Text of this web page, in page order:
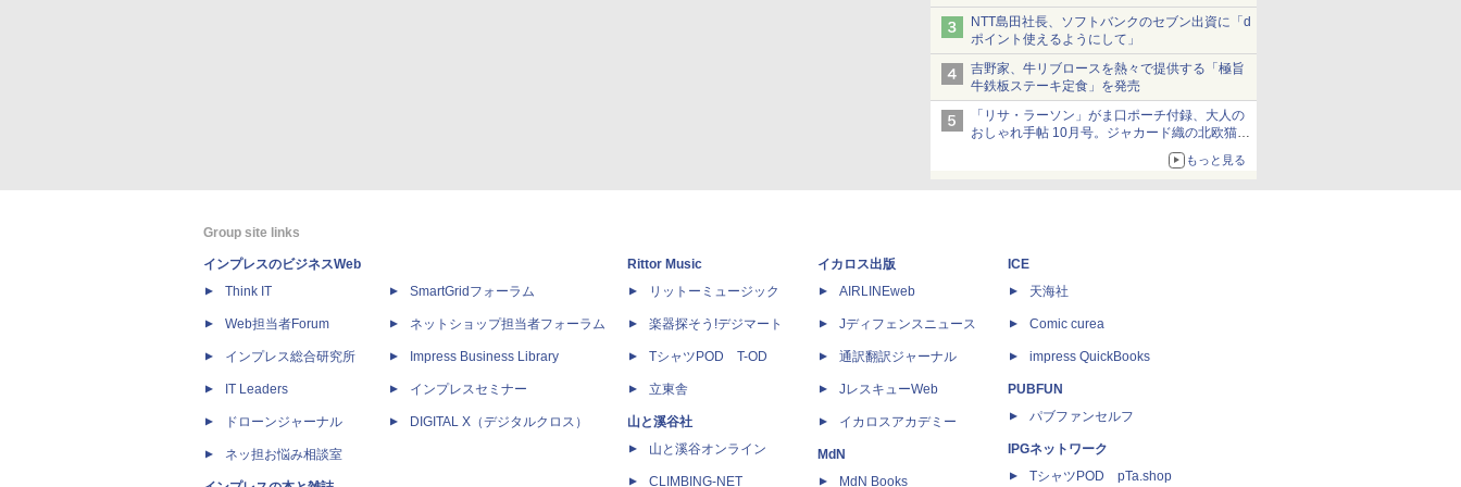
NTT島田社長、ソフトバンクのセブン出資に「d
ポイント使えるようにして」
吉野家、牛リブロースを熱々で提供する「極旨
牛鉄板ステーキ定食」を発売
「リサ・ラーソン」がま口ポーチ付録、大人の
おしゃれ手帖 10月号。ジャカード織の北欧猫デ
もっと見る
Group site links
インプレスのビジネスWeb
Think IT
Web担当者Forum
インプレス総合研究所
IT Leaders
ドローンジャーナル
ネッ担お悩み相談室
SmartGridフォーラム
ネットショップ担当者フォーラム
Impress Business Library
インプレスセミナー
DIGITAL X（デジタルクロス）
Rittor Music
リットーミュージック
楽器探そう!デジマート
TシャツPOD T-OD
立東舎
山と溪谷社
山と溪谷オンライン
CLIMBING-NET
イカロス出版
AIRLINEweb
Jディフェンスニュース
通訳翻訳ジャーナル
JレスキューWeb
イカロスアカデミー
MdN
MdN Books
ICE
天海社
Comic curea
impress QuickBooks
PUBFUN
パブファンセルフ
IPGネットワーク
TシャツPOD pTa.shop